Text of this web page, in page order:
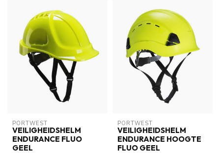
PORTWEST
VEILIGHEIDSHELM
ENDURANCE FLUO
GEEL
PORTWEST
VEILIGHEIDSHELM
ENDURANCE HOOGTE
FLUO GEEL